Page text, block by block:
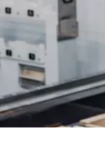
Português
Deutsch
Italiano